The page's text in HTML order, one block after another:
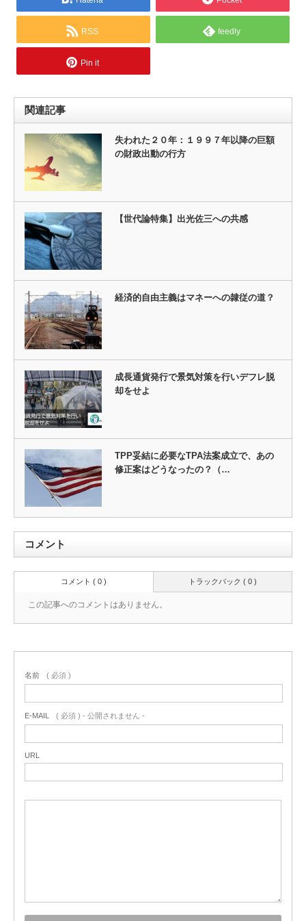
RSS feedly
Pin it
関連記事
失われた２０年：１９９７年以降の巨額
の財政出動の行方
【世代論特集】出光佐三への共感
経済的自由主義はマネーへの隷従の道？
成長通貨発行で景気対策を行いデフレ脱
却をせよ
TPP妥結に必要なTPA法案成立で、あの
修正案はどうなったの？（…
コメント
トラックバック ( 0 )
コメント ( 0 )
この記事へのコメントはありません。
名前 ( 必須 )
E-MAIL ( 必須 ) - 公開されません -
URL